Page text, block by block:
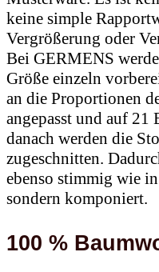
keine simple
Vergrößerung oder
Bei GERMENS
Größe einzeln
an die Proportionen
angepasst und auf
danach werden die
zugeschnitten.
ebenso stimmig wie
sondern komponiert.
100 %